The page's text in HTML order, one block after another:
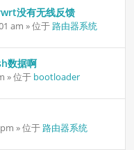
没有无线反馈
am » 位于 路由器系统
数据啊
» 位于 bootloader
» 位于 路由器系统